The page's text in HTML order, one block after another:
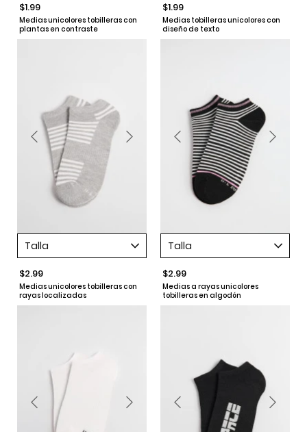
$1.99
Medias unicolores tobilleras con
plantas en contraste
$1.99
Medias tobilleras unicolores con
diseño de texto
Talla
$2.99
Medias unicolores tobilleras con
rayas localizadas
Talla
$2.99
Medias a rayas unicolores
tobilleras en algodón